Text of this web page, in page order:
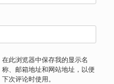
在此浏览器中保存我的显示名
称、邮箱地址和网站地址，以便
下次评论时使用。